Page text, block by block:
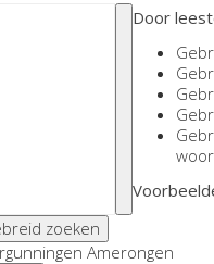
Door
zoeken
Amerongen